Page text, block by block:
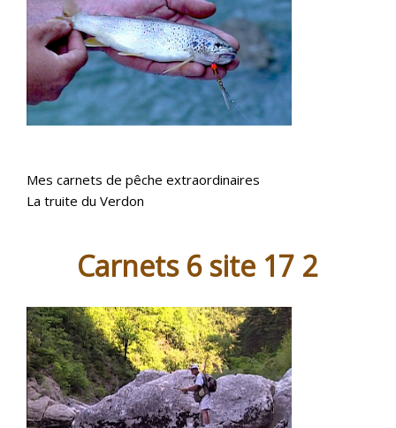
Mes carnets de pêche extraordinaires
La truite du Verdon
Carnets 6 site 17 2